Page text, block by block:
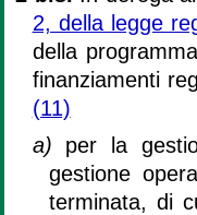
2, della legge
della
finanziamenti
(11)
a) per la
gestione
terminata, di